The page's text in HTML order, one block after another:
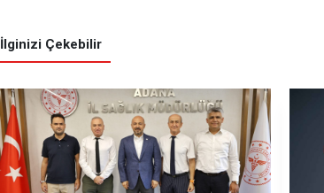
İlginizi Çekebilir